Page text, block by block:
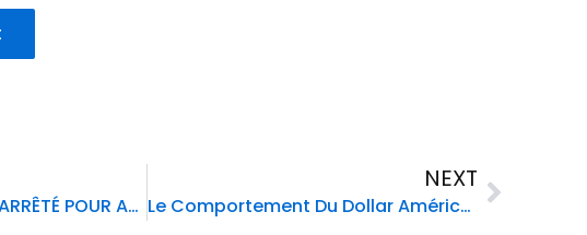
UN COUPLE NIGÉRIAN ARRÊTÉ POUR AVOIR KIDNAPPÉ DES AGENTS DE L’ICE VENUS LES ARRÊTER
NEXT
Le Comportement Du Dollar Américain Sur Le Marché Des Changes
Next